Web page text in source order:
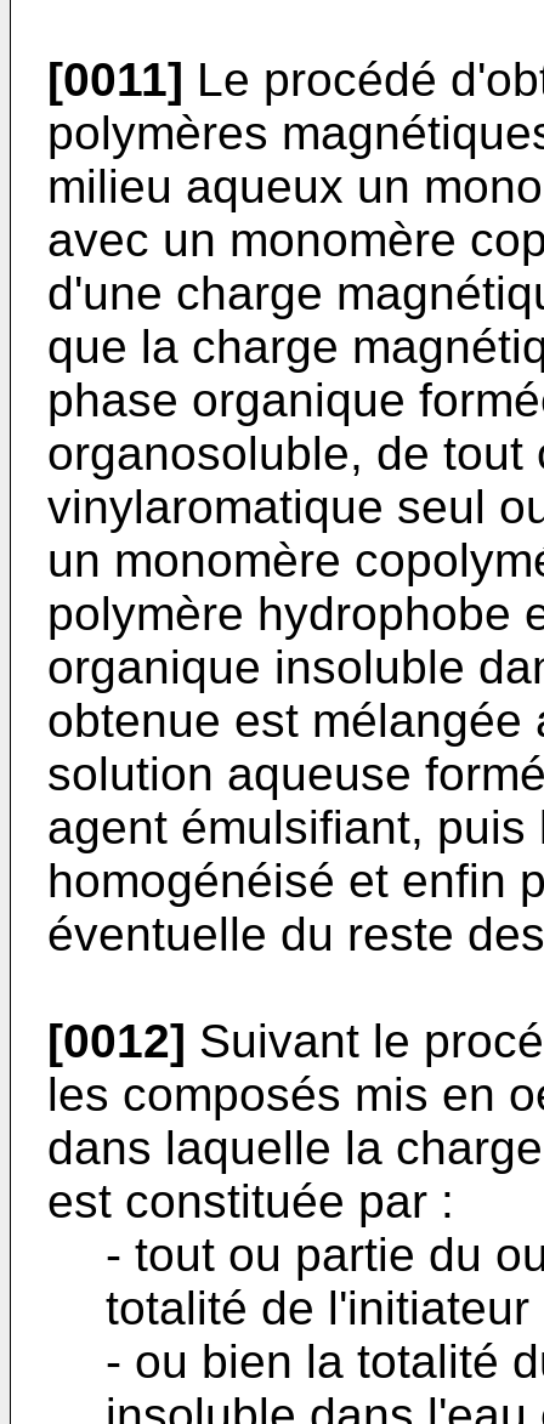
[0011] Le procédé
polymères
milieu aqueux un
avec un monomère
d'une charge
que la charge
phase organique
organosoluble, de tout
vinylaromatique seul
un monomère
polymère hydrophobe
organique insoluble
obtenue est
solution aqueuse
agent émulsifiant, puis
homogénéisé et enfin
éventuelle du reste
[0012] Suivant le
les composés mis en
dans laquelle la
est constituée par :
- tout ou partie du
totalité de l'initiateur
- ou bien la totalité